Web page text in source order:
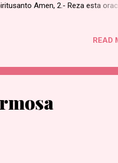
Amen, 2.- Reza esta
en los Cielos, santificado
día y perdona nuestras
nos ofenden, no nos dejes
contigo, bendita tu eres entre
READ